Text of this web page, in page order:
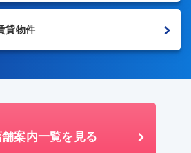
貸物件
舗案内一覧を見る